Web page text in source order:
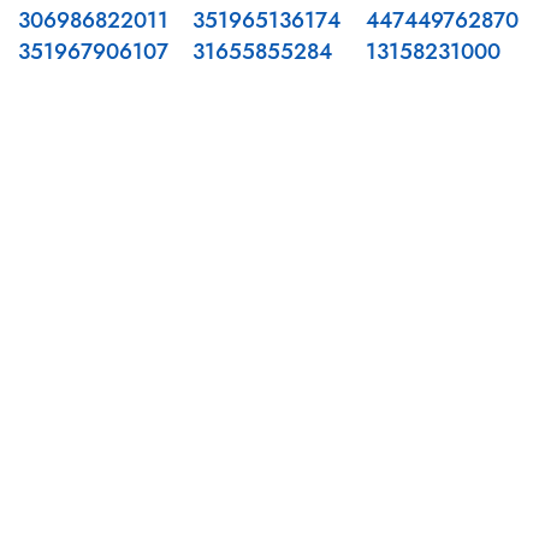
306986822011
351967906107
351965136174
31655855284
447449762870
13158231000